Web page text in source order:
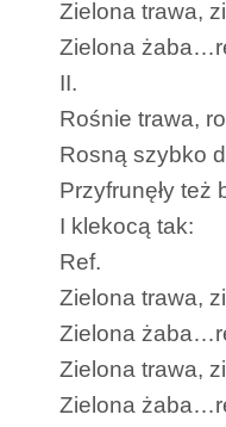
Zielona trawa,
Zielona
II.
Rośnie trawa,
Rosną szybko
Przyfrunęły też
I klekocą tak:
Ref.
Zielona trawa,
Zielona
Zielona trawa,
Zielona